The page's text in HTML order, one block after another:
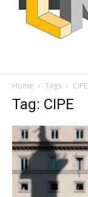
Home Tags CIPE
Tag: CIPE